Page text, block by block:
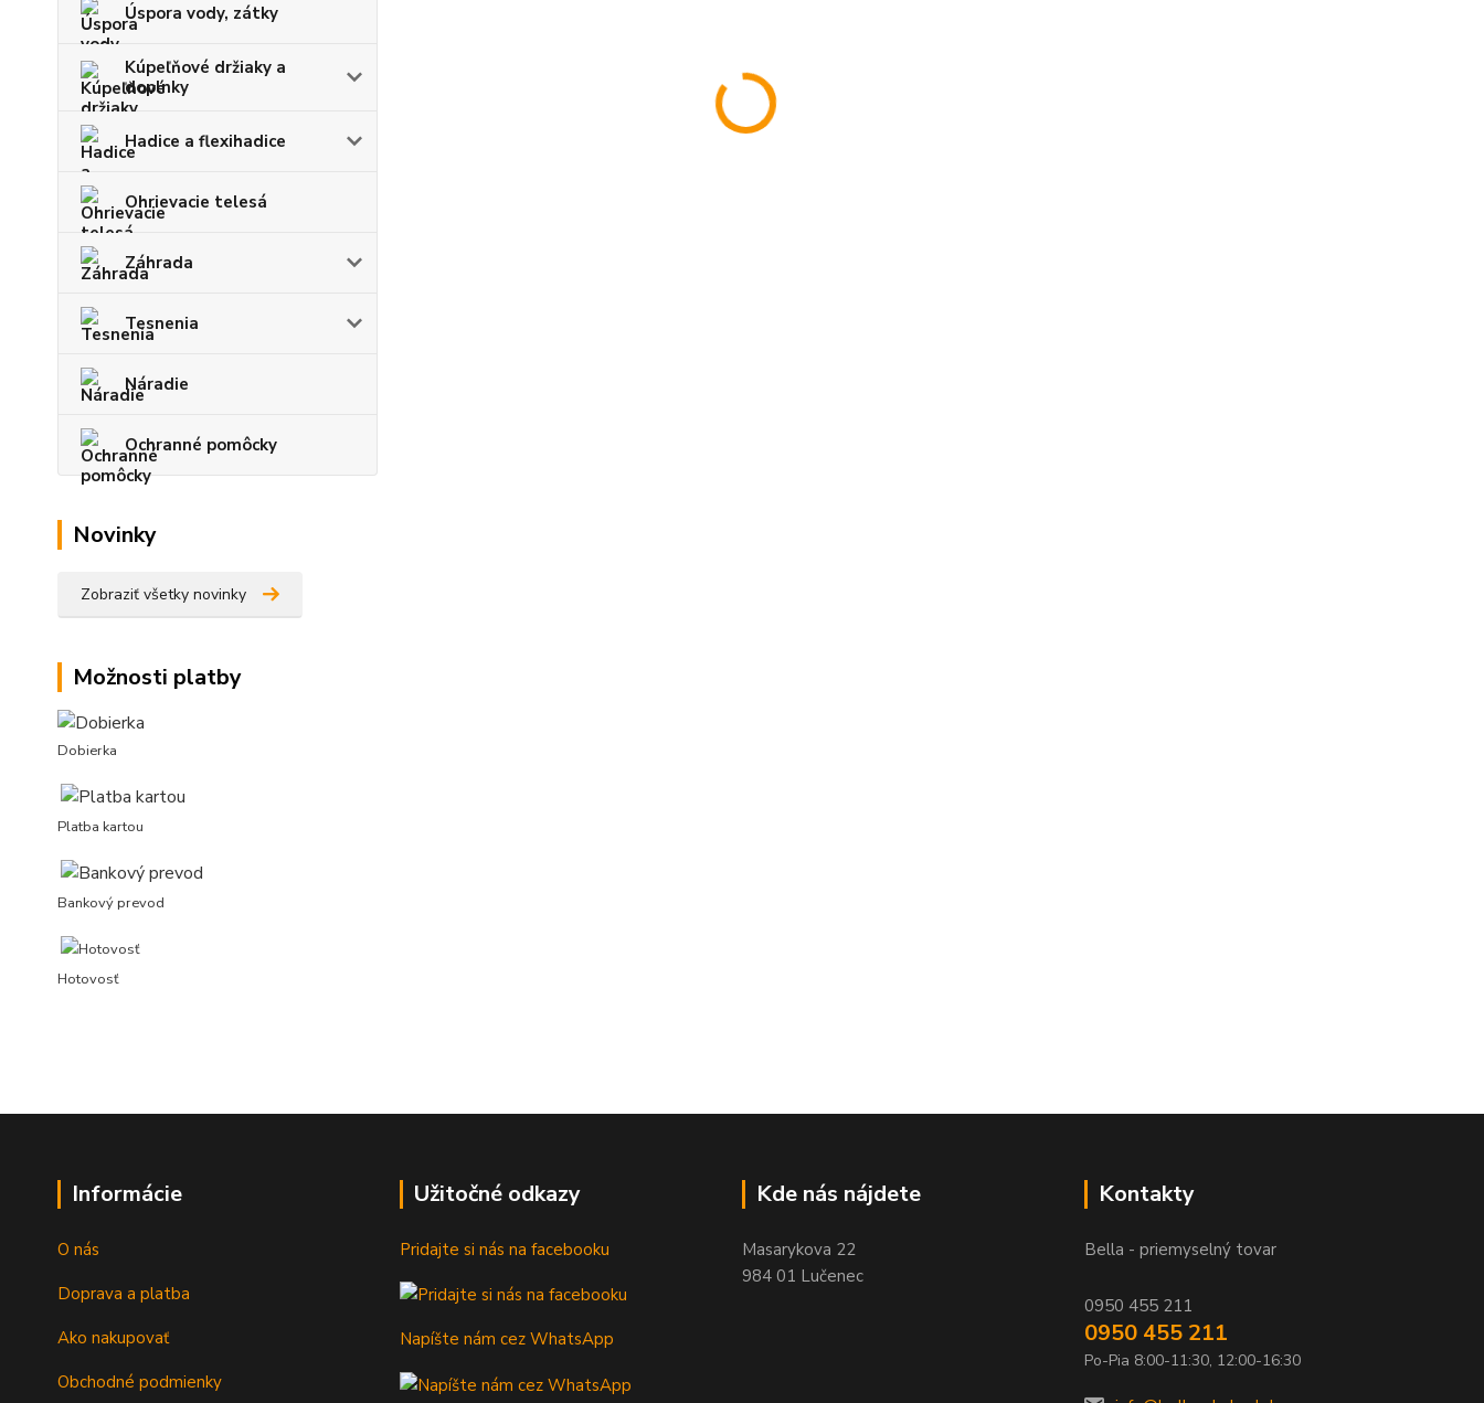
Úspora vody, zátky
Kúpeľňové držiaky a
doplnky
Hadice a flexihadice
Ohrievacie telesá
Záhrada
Tesnenia
Náradie
Ochranné pomôcky
Novinky
Zobraziť všetky novinky
Možnosti platby
Dobierka
Platba kartou
Bankový prevod
Hotovosť
Informácie
O nás
Doprava a platba
Ako nakupovať
Obchodné podmienky
Užitočné odkazy
Pridajte si nás na facebooku
Napíšte nám cez WhatsApp
Kde nás nájdete
Masarykova 22
984 01 Lučenec
Kontakty
Bella - priemyselný tovar
0950 455 211
0950 455 211
Po-Pia 8:00-11:30, 12:00-16:30